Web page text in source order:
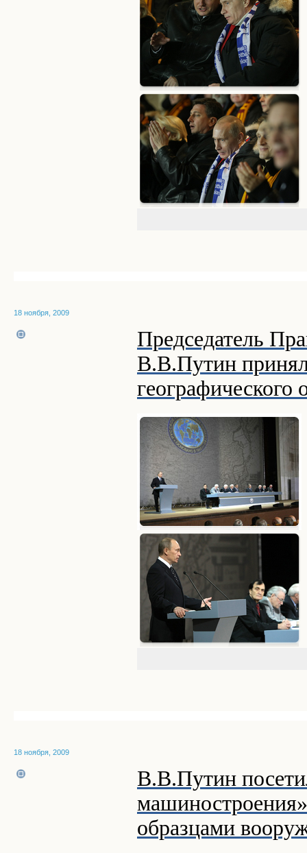
18 ноября, 2009
Председатель
В.В.Путин принял
географического
18 ноября, 2009
В.В.Путин
образцами